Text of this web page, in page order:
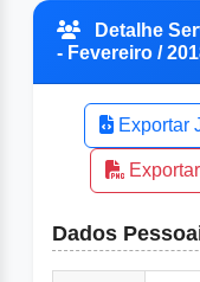
Detalhe
- Fevereiro /
Exportar
Dados